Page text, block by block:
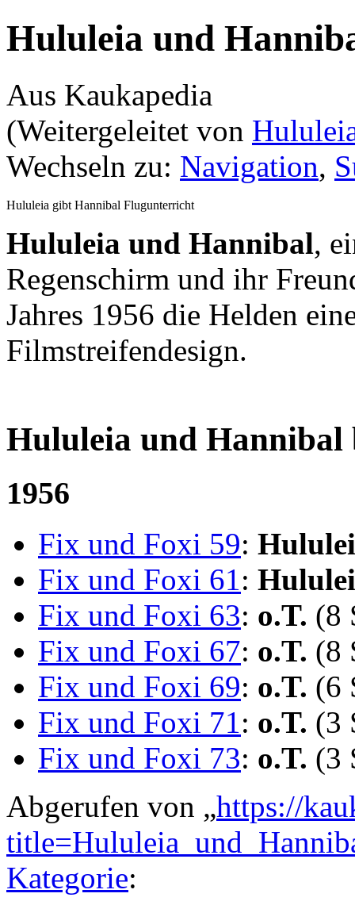
Hululeia und
Aus Kaukapedia
(Weitergeleitet von
Wechseln zu: Navigation,
Hululeia gibt Hannibal Flugunterricht
Hululeia und Hannibal,
Regenschirm und ihr
Jahres 1956 die Helden
Filmstreifendesign.
Hululeia und Hannibal
1956
Fix und Foxi 59:
Fix und Foxi 61:
Fix und Foxi 63: o.T. (8
Fix und Foxi 67: o.T. (8
Fix und Foxi 69: o.T. (6
Fix und Foxi 71: o.T. (3
Fix und Foxi 73: o.T. (3
Abgerufen von „https://
Kategorie: